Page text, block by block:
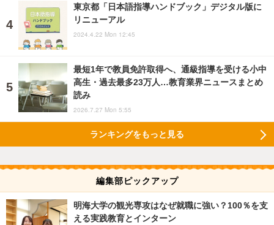
東京都「日本語指導ハンドブック」デジタル版に
リニューアル
2024.4.22 Mon 12:45
最短1年で教員免許取得へ、通級指導を受ける小中
高生・過去最多23万人…教育業界ニュースまとめ
読み
2026.7.27 Mon 5:55
ランキングをもっと見る
編集部ピックアップ
明海大学の観光専攻はなぜ就職に強い？100％を支
える実践教育とインターン